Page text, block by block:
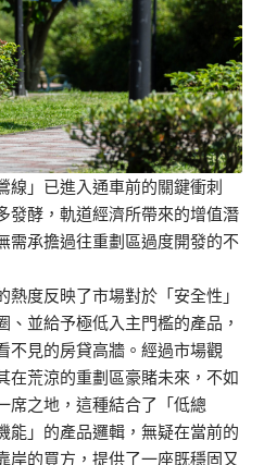
線」已進入通車前的關鍵衝刺
發酵，軌道經濟所帶來的增值潛
需承擔過往重劃區過度開發的不
度反映了市場對於「安全性」
、並給予極低入主門檻的產品，
不見的房貸高牆。經過市場觀
在荒涼的重劃區豪賭未來，不如
席之地，這種結合了「低總
能」的產品邏輯，無疑在當前的
岸的買方，提供了一座既穩固又